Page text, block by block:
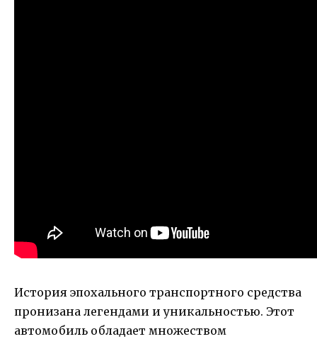
История эпохального транспортного средства
пронизана легендами и уникальностью. Этот
автомобиль обладает множеством